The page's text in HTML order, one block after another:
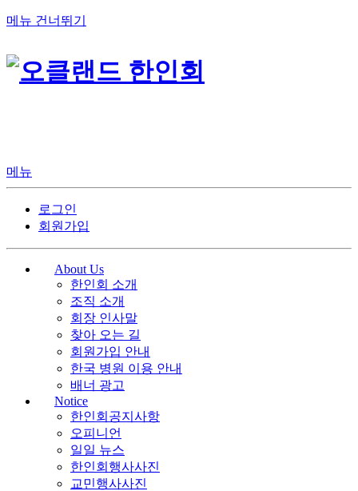
메뉴 건너뛰기
메뉴
로그인
회원가입
About Us
한인회 소개
조직 소개
회장 인사말
찾아 오는 길
회원가입 안내
한국 병원 이용 안내
배너 광고
Notice
한인회공지사항
오피니언
일일 뉴스
한인회행사사진
교민행사사진